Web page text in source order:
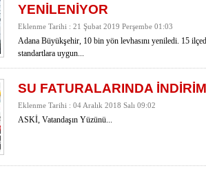
YENİLENİYOR
Eklenme Tarihi : 21 Şubat 2019 Perşembe 01:03
Adana Büyükşehir, 10 bin yön levhasını yeniledi. 15
standartlara uygun...
SU FATURALARINDA
Eklenme Tarihi : 04 Aralık 2018 Salı 09:02
ASKİ, Vatandaşın Yüzünü...